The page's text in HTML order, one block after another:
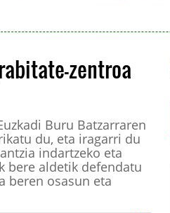
zentroa
Buru Batzarraren
du, eta iragarri du
indartzeko eta
bere aldetik defendatu
beren osasun eta